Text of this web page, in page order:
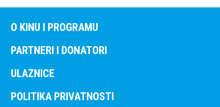
O KINU I PROGRAMU
PARTNERI I DONATORI
ULAZNICE
POLITIKA PRIVATNOSTI